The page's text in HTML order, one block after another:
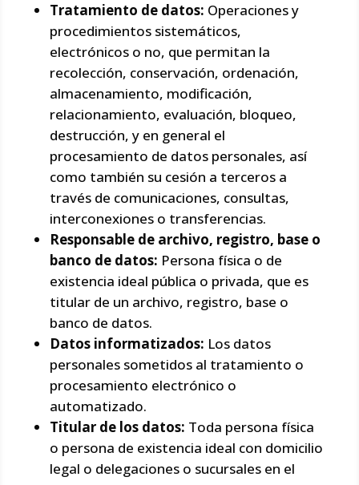
Tratamiento de datos: Operaciones y
procedimientos sistemáticos,
electrónicos o no, que permitan la
recolección, conservación, ordenación,
almacenamiento, modificación,
relacionamiento, evaluación, bloqueo,
destrucción, y en general el
procesamiento de datos personales, así
como también su cesión a terceros a
través de comunicaciones, consultas,
interconexiones o transferencias.
Responsable de archivo, registro, base o
banco de datos: Persona física o de
existencia ideal pública o privada, que es
titular de un archivo, registro, base o
banco de datos.
Datos informatizados: Los datos
personales sometidos al tratamiento o
procesamiento electrónico o
automatizado.
Titular de los datos: Toda persona física
o persona de existencia ideal con domicilio
legal o delegaciones o sucursales en el